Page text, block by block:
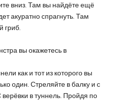
вниз. Там вы найдёте ещё
акуратно спрагнуть. Там
гриб.
вы окажетесь в
как и тот из которого вы
один. Стреляйте в балку и с
в туннель. Пройдя по